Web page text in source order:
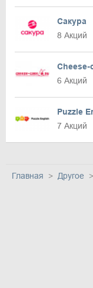
Сакура
8 Акций
Cheese-
6 Акций
Puzzle
7 Акций
Главная Другое